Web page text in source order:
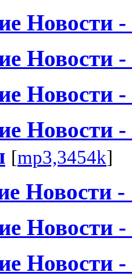
Новости
Новости
Новости
Новости
[mp3,3454k]
Новости
Новости